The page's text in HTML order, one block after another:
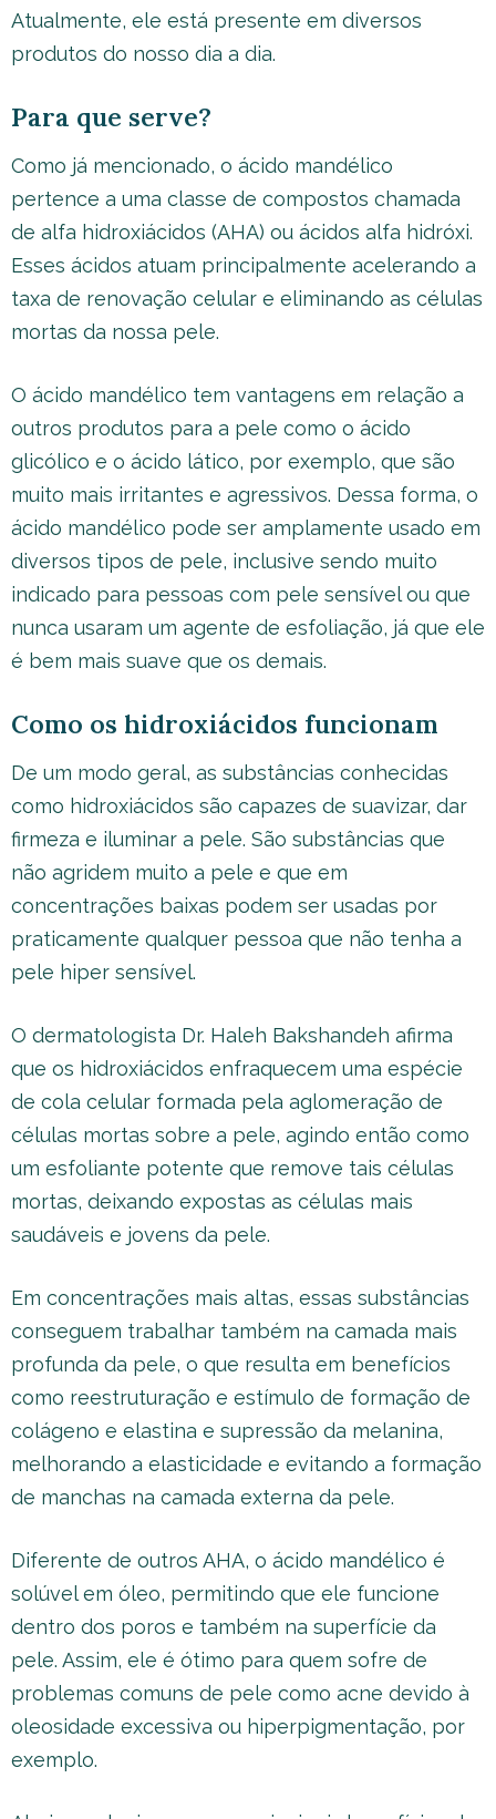
Atualmente, ele está presente em diversos
produtos do nosso dia a dia.
Para que serve?
Como já mencionado, o ácido mandélico
pertence a uma classe de compostos chamada
de alfa hidroxiácidos (AHA) ou ácidos alfa hidróxi.
Esses ácidos atuam principalmente acelerando a
taxa de renovação celular e eliminando as células
mortas da nossa pele.
O ácido mandélico tem vantagens em relação a
outros produtos para a pele como o ácido
glicólico e o ácido lático, por exemplo, que são
muito mais irritantes e agressivos. Dessa forma, o
ácido mandélico pode ser amplamente usado em
diversos tipos de pele, inclusive sendo muito
indicado para pessoas com pele sensível ou que
nunca usaram um agente de esfoliação, já que ele
é bem mais suave que os demais.
Como os hidroxiácidos funcionam
De um modo geral, as substâncias conhecidas
como hidroxiácidos são capazes de suavizar, dar
firmeza e iluminar a pele. São substâncias que
não agridem muito a pele e que em
concentrações baixas podem ser usadas por
praticamente qualquer pessoa que não tenha a
pele hiper sensível.
O dermatologista Dr. Haleh Bakshandeh afirma
que os hidroxiácidos enfraquecem uma espécie
de cola celular formada pela aglomeração de
células mortas sobre a pele, agindo então como
um esfoliante potente que remove tais células
mortas, deixando expostas as células mais
saudáveis e jovens da pele.
Em concentrações mais altas, essas substâncias
conseguem trabalhar também na camada mais
profunda da pele, o que resulta em benefícios
como reestruturação e estímulo de formação de
colágeno e elastina e supressão da melanina,
melhorando a elasticidade e evitando a formação
de manchas na camada externa da pele.
Diferente de outros AHA, o ácido mandélico é
solúvel em óleo, permitindo que ele funcione
dentro dos poros e também na superfície da
pele. Assim, ele é ótimo para quem sofre de
problemas comuns de pele como acne devido à
oleosidade excessiva ou hiperpigmentação, por
exemplo.